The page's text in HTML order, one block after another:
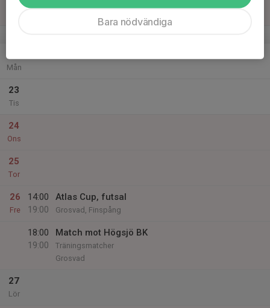
Mån
23
Tis
24
Ons
25
Tor
26
Fre
14:00
19:00
Atlas Cup, futsal
Grosvad, Finspång
18:00
19:00
Match mot Högsjö BK
Träningsmatcher
Grosvad
27
Lör
Bara nödvändiga